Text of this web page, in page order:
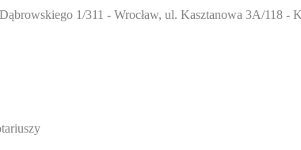
1/311 - Wrocław, ul. Kasztanowa 3A/118